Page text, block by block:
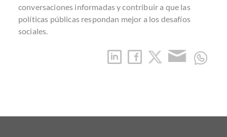
conversaciones informadas y contribuir a que las
políticas públicas respondan mejor a los desafíos
sociales.